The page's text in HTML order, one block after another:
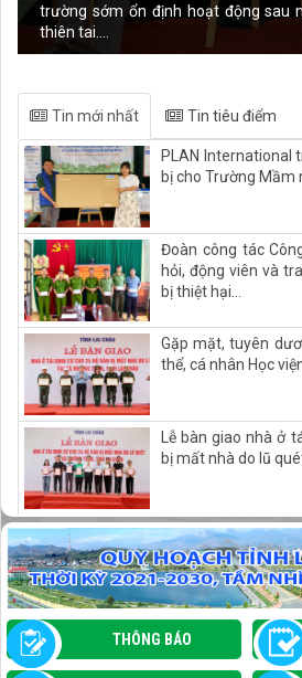
trường sớm ổn định hoạt động sau
thiên tai....
Tin mới nhất Tin tiêu điểm
PLAN International
bị cho Trường Mầm
Đoàn công tác
hỏi, động viên và
bị thiệt hại...
Gặp mặt, tuyên
thể, cá nhân Học
Lễ bàn giao nhà ở
bị mất nhà do lũ
GIAO BAN ĐIỂM
CHÍNH SÁCH XÃ
THÔNG BÁO